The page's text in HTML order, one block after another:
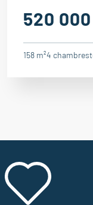
520
158 m²4 chambres